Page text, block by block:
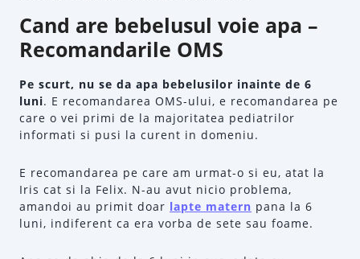
Cand are bebelusul voie apa –
Recomandarile OMS
Pe scurt, nu se da apa bebelusilor inainte de 6
luni. E recomandarea OMS-ului, e recomandarea pe
care o vei primi de la majoritatea pediatrilor
informati si pusi la curent in domeniu.
E recomandarea pe care am urmat-o si eu, atat la
Iris cat si la Felix. N-au avut nicio problema,
amandoi au primit doar lapte matern pana la 6
luni, indiferent ca era vorba de sete sau foame.